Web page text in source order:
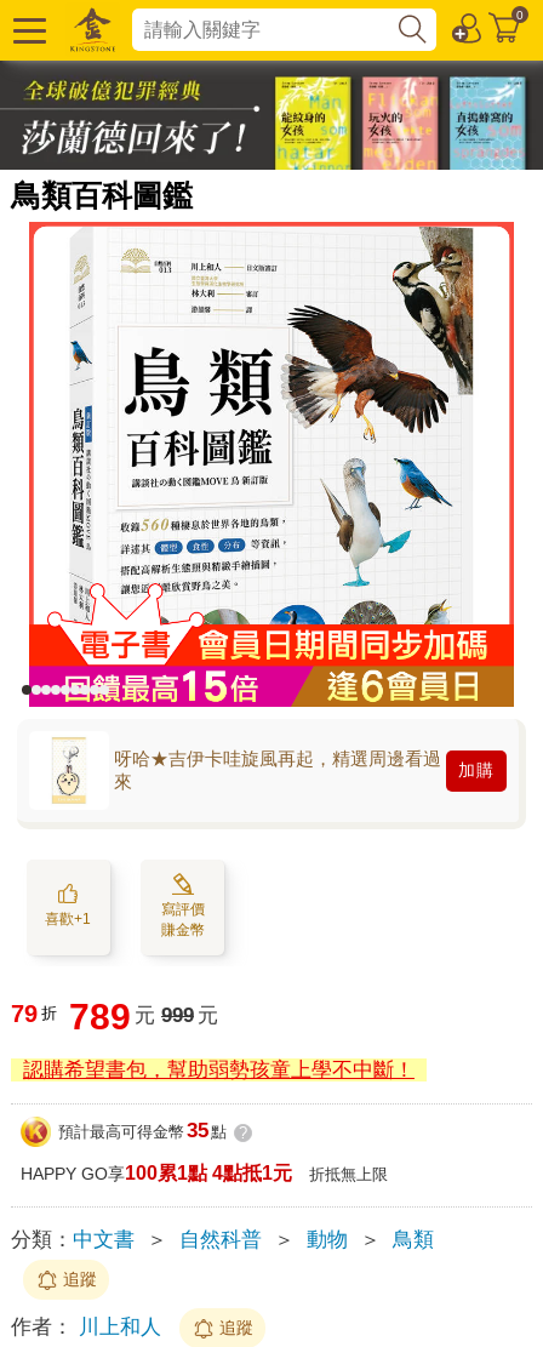
0
鳥類百科圖鑑
呀哈★吉伊卡哇旋風再起，精選周邊看過
來
加購
喜歡+1
寫評價
賺金幣
79 折 789 元 999 元
認購希望書包，幫助弱勢孩童上學不中斷！
預計最高可得金幣 35點 ?
HAPPY GO享100累1點 4點抵1元 折抵無上限
分類： 中文書 ＞ 自然科普 ＞ 動物 ＞ 鳥類
追蹤
作者： 川上和人 追蹤